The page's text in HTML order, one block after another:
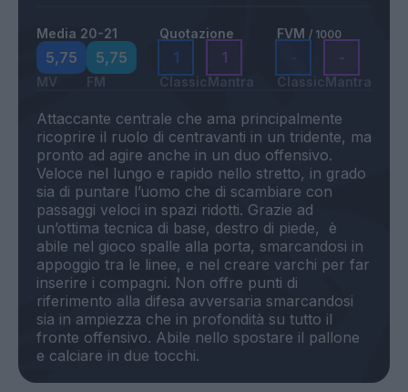
Media 20-21
5,75
MV
5,75
FM
Quotazione
1
Classic
1
Mantra
FVM / 1000
-
Classic
-
Mantra
Attaccante centrale che ama principalmente
ricoprire il ruolo di centravanti in un tridente, ma
pronto ad agire anche in un duo offensivo.
Veloce nel lungo e rapido nello stretto, in grado
sia di puntare l’uomo che di scambiare con
passaggi veloci in spazi ridotti. Grazie ad
un’ottima tecnica di base, destro di piede, è
abile nel gioco spalle alla porta, smarcandosi in
appoggio tra le linee, e nel creare varchi per far
inserire i compagni. Non offre punti di
riferimento alla difesa avversaria smarcandosi
sia in ampiezza che in profondità su tutto il
fronte offensivo. Abile nello spostare il pallone